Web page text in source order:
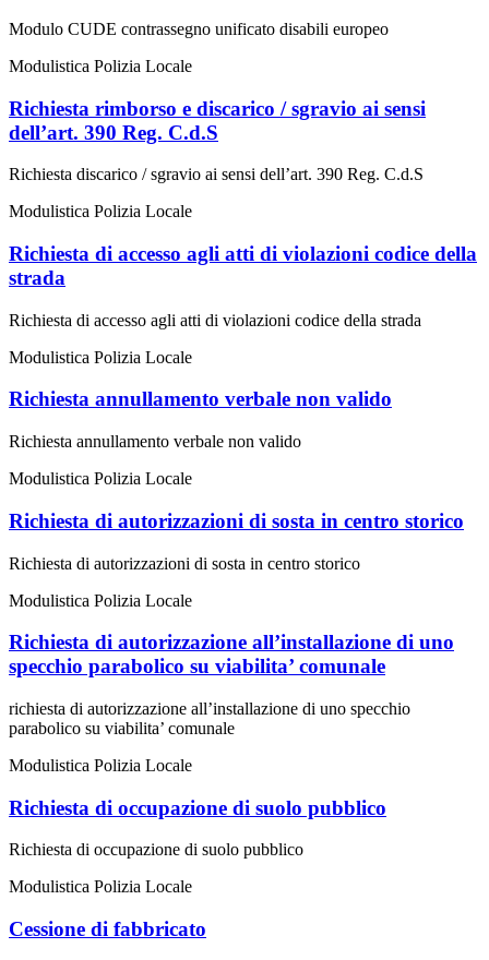
Modulo CUDE contrassegno unificato disabili europeo
Modulistica Polizia Locale
Richiesta rimborso e discarico / sgravio ai sensi
dell’art. 390 Reg. C.d.S
Richiesta discarico / sgravio ai sensi dell’art. 390 Reg. C.d.S
Modulistica Polizia Locale
Richiesta di accesso agli atti di violazioni codice della
strada
Richiesta di accesso agli atti di violazioni codice della strada
Modulistica Polizia Locale
Richiesta annullamento verbale non valido
Richiesta annullamento verbale non valido
Modulistica Polizia Locale
Richiesta di autorizzazioni di sosta in centro storico
Richiesta di autorizzazioni di sosta in centro storico
Modulistica Polizia Locale
Richiesta di autorizzazione all’installazione di uno
specchio parabolico su viabilita’ comunale
richiesta di autorizzazione all’installazione di uno specchio
parabolico su viabilita’ comunale
Modulistica Polizia Locale
Richiesta di occupazione di suolo pubblico
Richiesta di occupazione di suolo pubblico
Modulistica Polizia Locale
Cessione di fabbricato